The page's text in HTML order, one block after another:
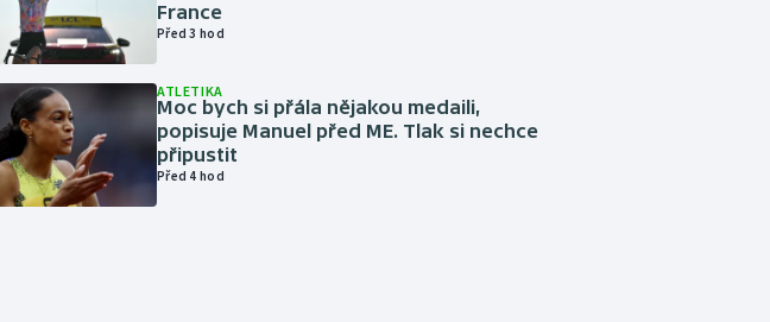
France
Před 3 hod
ATLETIKA
Moc bych si přála nějakou medaili,
popisuje Manuel před ME. Tlak si nechce
připustit
Před 4 hod